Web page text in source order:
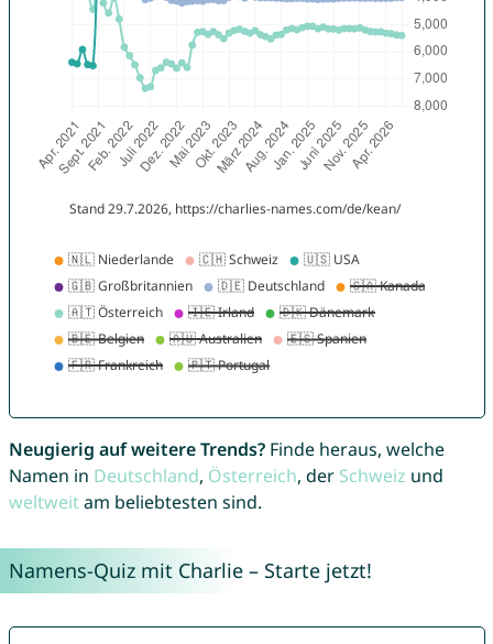
Neugierig auf weitere Trends?Finde heraus, welche
Namen in Deutschland, Österreich, der Schweiz und
weltweitam beliebtesten sind.
Namens-Quiz mit Charlie – Starte jetzt!